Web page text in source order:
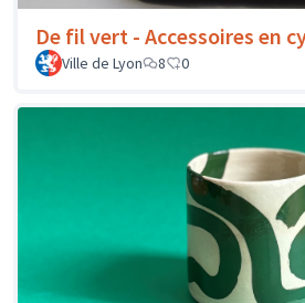
De fil vert - Accessoires en
Ville de Lyon 8 0